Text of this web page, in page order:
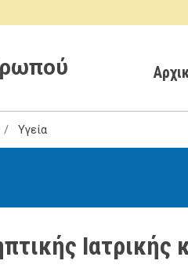
Υγεία
Ιατρικής